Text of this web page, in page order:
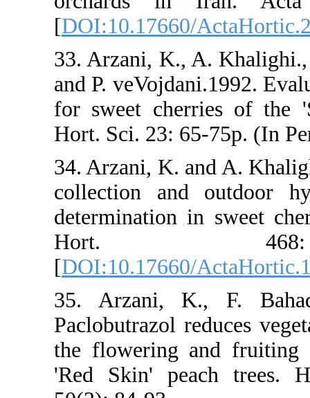
[
33. Arzani,
and P.
for sweet
Hort. Sci. 23:
34. Arzani, K.
collection
determination
[
35. Arzani,
Paclobutrazol
the flowering
'Red Skin'